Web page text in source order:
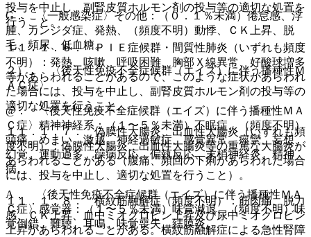
G． 〈一般感染症〉その他：（０．１％未満）倦怠感、浮
腫、カンジダ症、発熱、（頻度不明）動悸、ＣＫ上昇、脱
毛、頻尿、低血糖。
２）． 〈後天性免疫不全症候群（エイズ）に伴う播種性Ｍ
ＡＣ症〉
@． 〈後天性免疫不全症候群（エイズ）に伴う播種性ＭＡ
Ｃ症〉精神神経系：（１〜５％未満）不眠症、（頻度不明）
頭痛、めまい、激越、神経過敏症、感覚異常、痙攣、妄想、
幻覚、運動過多、躁病反応、偏執反応、末梢神経炎、精神
病。
A． 〈後天性免疫不全症候群（エイズ）に伴う播種性ＭＡ
Ｃ症〉感覚器：（１〜５％未満）味覚減退、（頻度不明）味
覚倒錯、難聴、耳鳴、味覚喪失、結膜炎。
投与を中止し、副腎皮質ホルモン剤の投与等の適切な処置を
行うこと。
１１．１．６． ＰＩＥ症候群・間質性肺炎（いずれも頻度
不明）：発熱、咳嗽、呼吸困難、胸部Ｘ線異常、好酸球増多
等があらわれることがあるので、このような症状があらわれ
た場合には、投与を中止し、副腎皮質ホルモン剤の投与等の
適切な処置を行うこと。
１１．１．７． 偽膜性大腸炎、出血性大腸炎（いずれも頻
度不明）：偽膜性大腸炎、出血性大腸炎等の重篤な大腸炎が
あらわれることがある（腹痛、頻回の下痢があらわれた場合
には、投与を中止し、適切な処置を行うこと）。
１１．１．８． 横紋筋融解症（頻度不明）：筋肉痛、脱力
感、ＣＫ上昇、血中ミオグロビン上昇及び尿中ミオグロビン
上昇があらわれることがある。横紋筋融解症による急性腎障